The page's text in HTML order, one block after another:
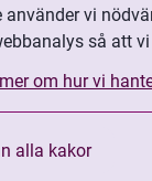
använder vi
så att
om hur vi
alla kakor